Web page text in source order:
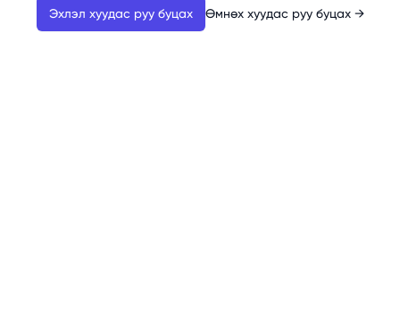
Эхлэл хуудас руу буцах Өмнөх хуудас руу буцах →